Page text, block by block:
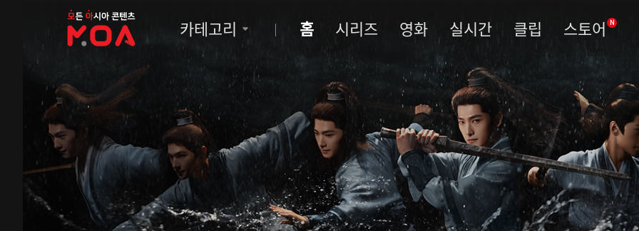
MOA
카테고리 홈 시리즈 영화 실시간 클립 스토어 N